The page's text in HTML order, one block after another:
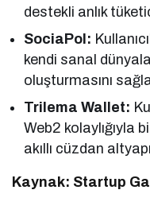
destekli anlık
SociaPol:
kendi sanal
oluşturmasını
Trilema Wallet:
Web2 kolaylığıyla
akıllı cüzdan
Kaynak: Startup